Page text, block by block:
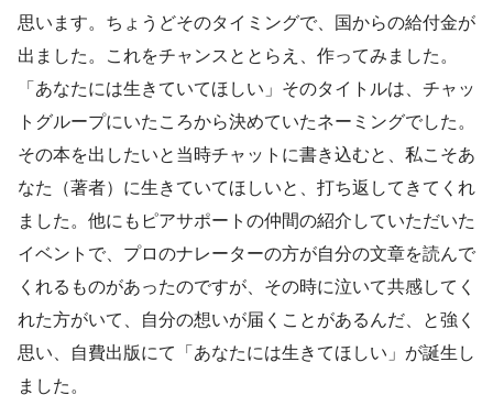
思います。ちょうどそのタイミングで、国からの給付金が
出ました。これをチャンスととらえ、作ってみました。
「あなたには生きていてほしい」そのタイトルは、チャッ
トグループにいたころから決めていたネーミングでした。
その本を出したいと当時チャットに書き込むと、私こそあ
なた（著者）に生きていてほしいと、打ち返してきてくれ
ました。他にもピアサポートの仲間の紹介していただいた
イベントで、プロのナレーターの方が自分の文章を読んで
くれるものがあったのですが、その時に泣いて共感してく
れた方がいて、自分の想いが届くことがあるんだ、と強く
思い、自費出版にて「あなたには生きてほしい」が誕生し
ました。